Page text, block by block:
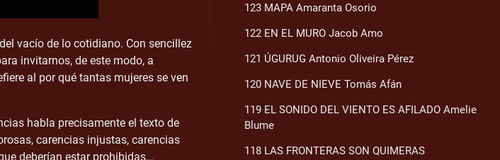
vacío de lo cotidiano. Con sencillez
invitarnos, de este modo, a
al por qué tantas mujeres se ven
habla precisamente el texto de
carencias injustas, carencias
deberían estar prohibidas…
123 MAPA Amaranta Osorio
122 EN EL MURO Jacob Amo
121 ÚGURUG Antonio Oliveira Pérez
120 NAVE DE NIEVE Tomás Afán
119 EL SONIDO DEL VIENTO ES AFILADO Amelie
Blume
118 LAS FRONTERAS SON QUIMERAS